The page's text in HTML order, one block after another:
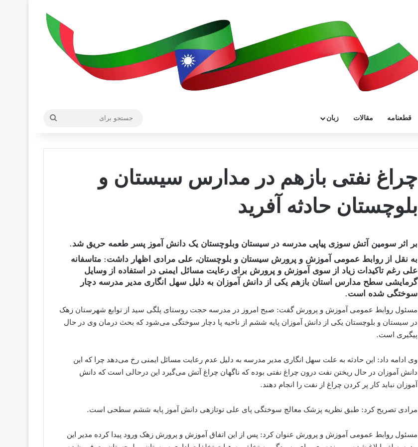
قطعنامه مقالات زبان
چراغ نفتی بازهم در مدارس سیستان و
بلوچستان حادثه آفرید
بر اثر سومین آتش سوزی پیاپی مدرسه در سیستان وبلوچستان یک دانش آموز پسر طعمه حریق شد.
به نقل از روابط عمومی آموزش و پرورش سیستان و بلوچستان، علی مرادی اظهار داشت: متاسفانه
علی رغم تاکیدات زیاد از سوی آموزش و پرورش برای رعایت مسائل ایمنی در استفاده از وسایل
گرمایشی سطح مدارس استان بازهم یکی از دانش آموزان به دلیل سهل انگاری مدیر مدرسه دچار
سوختگی شده است.
مسئول روابط عمومی آموزش و پرورش گفت: صبح امروز در مدرسه حجت روستای پلگی سید از توابع شهرستان زهک
در سیستان و بلوچستان یکی از دانش آموزان پایه ششم از ناحیه پا دچار سوختگی می‌شود که بحث درمان وی در حال
پیگیری است.
وی ادامه داد: این حادثه به علت سهل انگاری مدیر مدرسه به دلیل عدم رعایت مسائل ایمنی رخ می‌دهد چرا که این
دانش آموزان در حال ریختن نفت درون چراغ نفتی بوده که ناگهان چراغ آتش می‌گیرد این درحالی است که دانش
آموزان نباید کار پر کردن چراغ از نفت را انجام دهند.
مرادی تصریح کرد: طبق نظریه پزشک معالج سوختگی پای علی توتازهی دانش آموز پایه ششم سطحی است.
مسئول روابط عمومی آموزش و پرورش عنوان کرد: پس از این اتفاق آموزش و پرورش زهک ورود پیدا کرده مدیر این